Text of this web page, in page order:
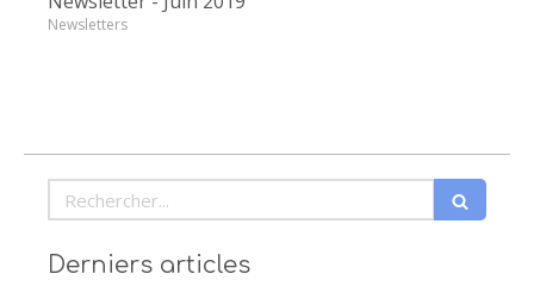
Newsletters
Rechercher
Derniers articles